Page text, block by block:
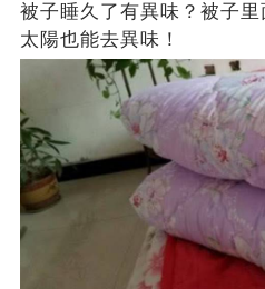
被子睡久了有異味？被子
太陽也能去異味！